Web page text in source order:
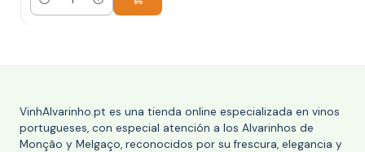
Cantidad
VinhAlvarinho.pt es una tienda online especializada en vinos
portugueses, con especial atención a los Alvarinhos de
Monção y Melgaço, reconocidos por su frescura, elegancia y